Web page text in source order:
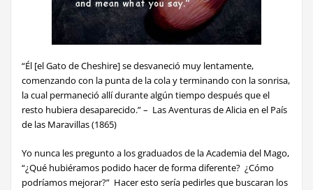
“Él [el Gato de Cheshire] se desvaneció muy lentamente,
comenzando con la punta de la cola y terminando con la sonrisa,
la cual permaneció allí durante algún tiempo después que el
resto hubiera desaparecido.” – Las Aventuras de Alicia en el País
de las Maravillas (1865)
Yo nunca les pregunto a los graduados de la Academia del Mago,
“¿Qué hubiéramos podido hacer de forma diferente? ¿Cómo
podríamos mejorar?” Hacer esto sería pedirles que buscaran los